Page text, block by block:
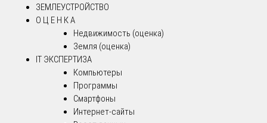
ЗЕМЛЕУСТРОЙСТВО
О Ц Е Н К А
Недвижимость (оценка)
Земля (оценка)
IT ЭКСПЕРТИЗА
Компьютеры
Программы
Смартфоны
Интернет-сайты